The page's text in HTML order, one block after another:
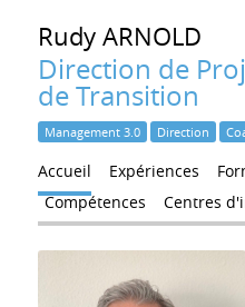
Rudy ARNOLD
Direction de
de Transition
Management 3.0 Direction
Accueil Expériences
Compétences
Centres